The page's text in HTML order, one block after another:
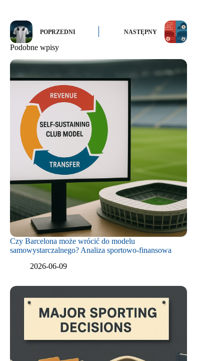
POPRZEDNI NASTĘPNY
Podobne wpisy
Czy Barcelona może wrócić do modelu
samowystarczalnego? Analiza sportowo-finansowa
2026-06-09